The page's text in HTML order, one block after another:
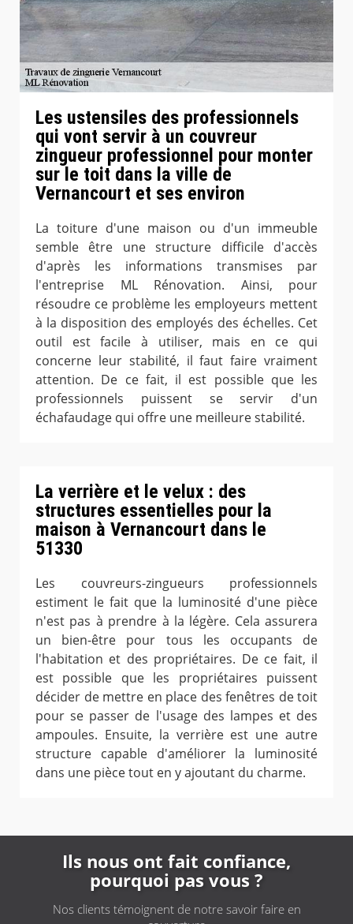
Les ustensiles des professionnels
qui vont servir à un couvreur
zingueur professionnel pour monter
sur le toit dans la ville de
Vernancourt et ses environ
La toiture d'une maison ou d'un immeuble
semble être une structure difficile d'accès
d'après les informations transmises par
l'entreprise ML Rénovation. Ainsi, pour
résoudre ce problème les employeurs mettent
à la disposition des employés des échelles. Cet
outil est facile à utiliser, mais en ce qui
concerne leur stabilité, il faut faire vraiment
attention. De ce fait, il est possible que les
professionnels puissent se servir d'un
échafaudage qui offre une meilleure stabilité.
La verrière et le velux : des
structures essentielles pour la
maison à Vernancourt dans le
51330
Les couvreurs-zingueurs professionnels
estiment le fait que la luminosité d'une pièce
n'est pas à prendre à la légère. Cela assurera
un bien-être pour tous les occupants de
l'habitation et des propriétaires. De ce fait, il
est possible que les propriétaires puissent
décider de mettre en place des fenêtres de toit
pour se passer de l'usage des lampes et des
ampoules. Ensuite, la verrière est une autre
structure capable d'améliorer la luminosité
dans une pièce tout en y ajoutant du charme.
Ils nous ont fait confiance,
pourquoi pas vous ?
Nos clients témoignent de notre savoir faire en